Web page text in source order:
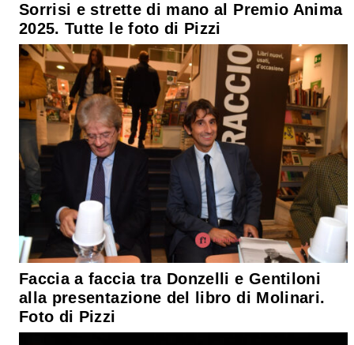
Sorrisi e strette di mano al Premio Anima
2025. Tutte le foto di Pizzi
Faccia a faccia tra Donzelli e Gentiloni
alla presentazione del libro di Molinari.
Foto di Pizzi